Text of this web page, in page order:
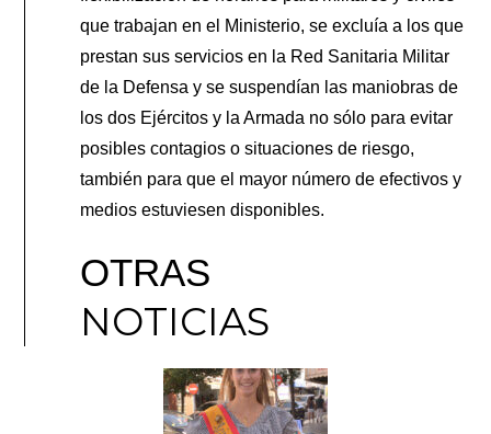
que trabajan en el Ministerio, se excluía a los que
prestan sus servicios en la Red Sanitaria Militar
de la Defensa y se suspendían las maniobras de
los dos Ejércitos y la Armada no sólo para evitar
posibles contagios o situaciones de riesgo,
también para que el mayor número de efectivos y
medios estuviesen disponibles.
OTRAS
NOTICIAS